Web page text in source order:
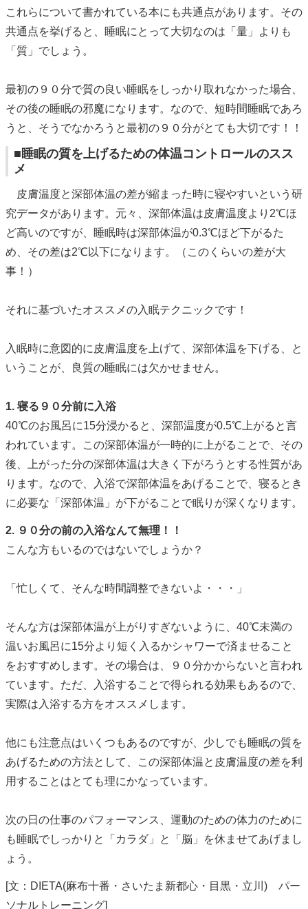
これらについて書かれている本にも共通点があります。その
共通点を挙げると、睡眠にとって大切なのは「量」よりも
「質」でしょう。
最初の９０分で質の良い睡眠をしっかり取れなかった場合、
その後の睡眠の邪魔になります。なので、短時間睡眠であろ
うと、そうでなかろうと最初の９０分がとても大切です！！
■睡眠の質を上げるための体温コントロールのスス
メ
皮膚温度と深部体温の差が縮まった時に寝やすいという研
究データがあります。元々、深部体温は皮膚温度より2℃ほ
ど高いのですが、睡眠時は深部体温が0.3℃ほど下がるた
め、その差は2℃以下になります。（このくらいの差が大
事！）
それに基づいたオススメの入眠テクニックです！
入眠時に意図的に皮膚温度を上げて、深部体温を下げる、と
いうことが、良質の睡眠には欠かせません。
1. 寝る９０分前に入浴
40℃のお風呂に15分浸かると、深部温度が0.5℃上がると言
われています。この深部体温が一時的に上がることで、その
後、上がった分の深部体温は大きく下がろうとする性質があ
ります。なので、入浴で深部体温をあげることで、寝るとき
に必要な「深部体温」が下がることで眠りが深くなります。
2. ９０分の前の入浴なんて無理！！
こんな方もいるのではないでしょうか？
「忙しくて、そんな時間調整できないよ・・・」
そんな方は深部体温が上がりすぎないように、40℃未満の
温いお風呂に15分より短く入るかシャワーで済ませること
をおすすめします。その場合は、９０分かからないと言われ
ています。ただ、入浴することで得られる効果もあるので、
実際は入浴する方をオススメします。
他にも注意点はいくつもあるのですが、少しでも睡眠の質を
あげるための方法として、この深部体温と皮膚温度の差を利
用することはとても理にかなっています。
次の日の仕事のパフォーマンス、運動のための体力のために
も睡眠でしっかりと「カラダ」と「脳」を休ませてあげまし
ょう。
[文：DIETA(麻布十番・さいたま新都心・目黒・立川) パー
ソナルトレーニング]